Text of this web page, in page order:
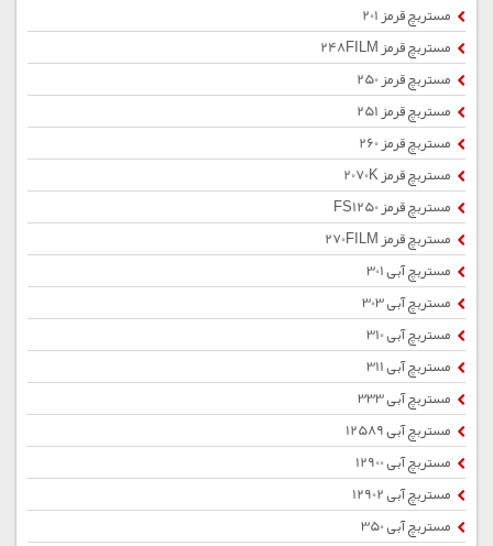
مستربچ قرمز 201
مستربچ قرمز 248FILM
مستربچ قرمز 250
مستربچ قرمز 251
مستربچ قرمز 260
مستربچ قرمز 2070K
مستربچ قرمز FS1250
مستربچ قرمز 270FILM
مستربچ آبی 301
مستربچ آبی 303
مستربچ آبی 310
مستربچ آبی 311
مستربچ آبی 333
مستربچ آبی 12589
مستربچ آبی 12900
مستربچ آبی 12902
مستربچ آبی 350